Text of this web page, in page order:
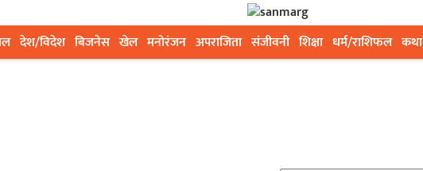
देश/विदेश बिजनेस खेल मनोरंजन अपराजिता संजीवनी शिक्षा धर्म/राशिफल कथा